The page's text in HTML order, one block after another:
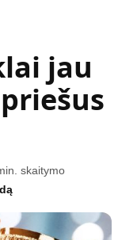
jau
skaitymo